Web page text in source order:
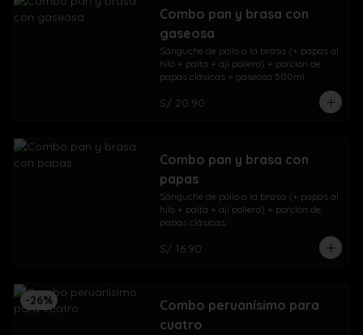
Combo pan y brasa con
gaseosa
Sánguche de pollo a la brasa (+ papas al
hilo + palta + ají pollero) + porción de
papas clásicas + gaseosa 500ml.
S/ 20.90
Combo pan y brasa con
papas
Sánguche de pollo a la brasa (+ papas al
hilo + palta + ají pollero) + porción de
papas clásicas.
S/ 16.90
-26%
Combo peruanísimo para
cuatro